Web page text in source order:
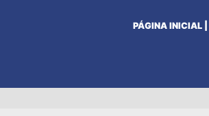
PÁGINA INICIAL|